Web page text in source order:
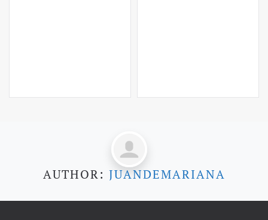
AUTHOR: JUANDEMARIANA